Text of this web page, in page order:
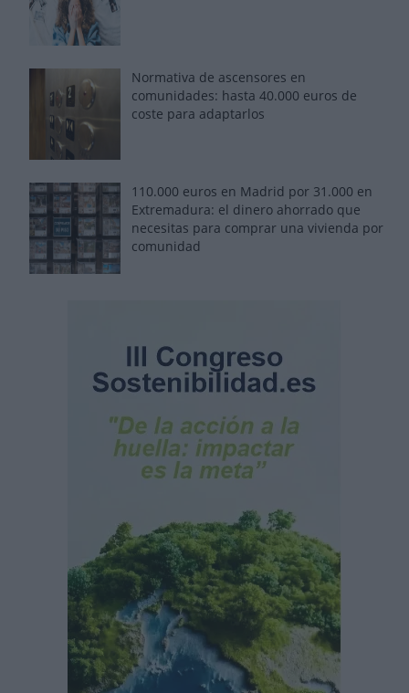
Normativa de ascensores en
comunidades: hasta 40.000 euros de
coste para adaptarlos
110.000 euros en Madrid por 31.000 en
Extremadura: el dinero ahorrado que
necesitas para comprar una vivienda por
comunidad